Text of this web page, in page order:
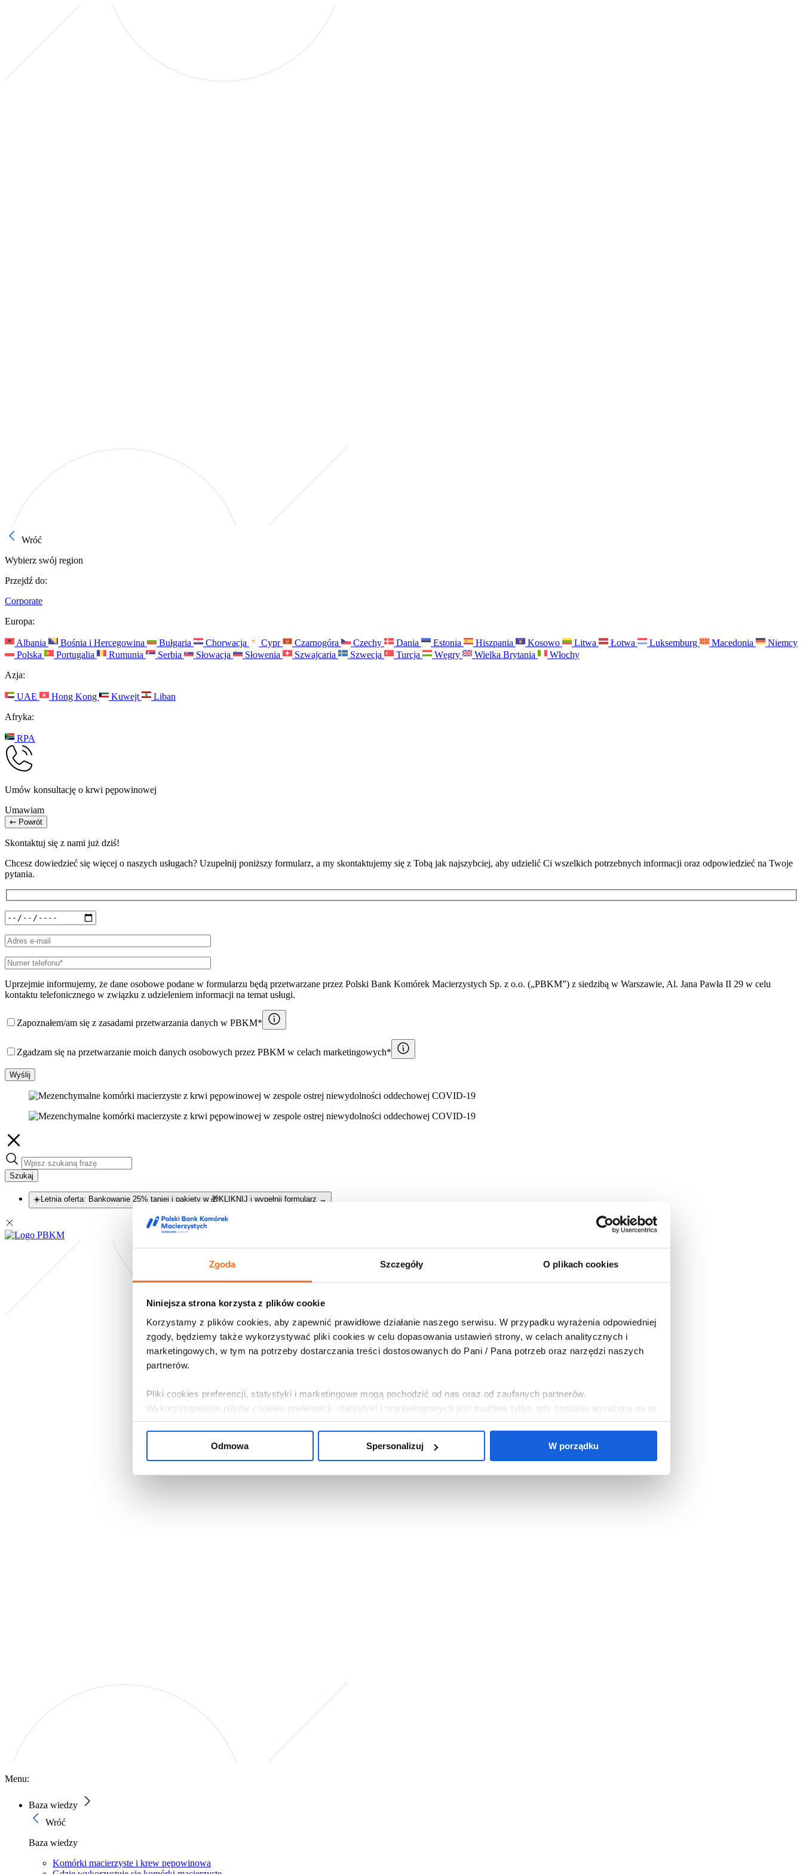
Zgoda Szczegóły O plikach cookies
Niniejsza strona korzysta z plików cookie
Korzystamy z plików cookies, aby zapewnić prawidłowe działanie naszego serwisu. W przypadku wyrażenia odpowiedniej
zgody, będziemy także wykorzystywać pliki cookies w celu dopasowania ustawień strony, w celach analitycznych i
marketingowych, w tym na potrzeby dostarczania treści dostosowanych do Pani / Pana potrzeb oraz narzędzi naszych
partnerów.
Pliki cookies preferencji, statystyki i marketingowe mogą pochodzić od nas oraz od zaufanych partnerów.
Wykorzystywanie plików cookies preferencji, statystyki i marketingowych jest możliwe tylko, gdy zostanie wyrażona na to
zgoda.
Jeżeli zgadza się Pani / Pan, abyśmy instalowali na Pani / Pana urządzeniu wszystkie pliki cookies, należy wybrać
Odmowa Spersonalizuj W porządku
Wróć
Wybierz swój region
Przejdź do:
Corporate
Europa:
Albania Bośnia i Hercegowina Bułgaria Chorwacja Cypr Czarnogóra Czechy Dania Estonia Hiszpania Kosowo Litwa Łotwa Luksemburg Macedonia
Niemcy
Polska
Portugalia Rumunia Serbia Słowacja Słowenia Szwajcaria Szwecja Turcja Węgry Wielka Brytania
Włochy
Azja:
UAE Hong Kong Kuwejt
Liban
Afryka:
RPA
Umów konsultację o krwi pępowinowej
Umawiam
Powrót
Skontaktuj się z nami już dziś!
Chcesz dowiedzieć się więcej o naszych usługach? Uzupełnij poniższy formularz, a my skontaktujemy się z Tobą jak najszybciej, aby udzielić Ci wszelkich potrzebnych informacji oraz odpowiedzieć na Twoje
pytania.
Uprzejmie informujemy, że dane osobowe podane w formularzu będą przetwarzane przez Polski Bank Komórek Macierzystych Sp. z o.o. („PBKM”) z siedzibą w Warszawie, Al. Jana Pawła II 29 w celu
kontaktu telefonicznego w związku z udzieleniem informacji na temat usługi.
Zapoznałem/am się z zasadami przetwarzania danych w PBKM*
Zgadzam się na przetwarzanie moich danych osobowych przez PBKM w celach marketingowych*
Wyślij
Szukaj
☀️Letnia oferta: Bankowanie 25% taniej i pakiety w 🎁KLIKNIJ i wypełnij formularz →
Menu:
Baza wiedzy
Wróć
Baza wiedzy
Komórki macierzyste i krew pępowinowa